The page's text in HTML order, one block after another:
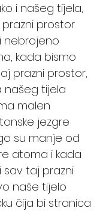
i našeg tijela,
prostor.
nebrojeno
kada bismo
prazni prostor,
našeg tijela
malen
jezgre
su manje od
atoma i kada
sav taj prazni
naše tijelo
čija bi stranica